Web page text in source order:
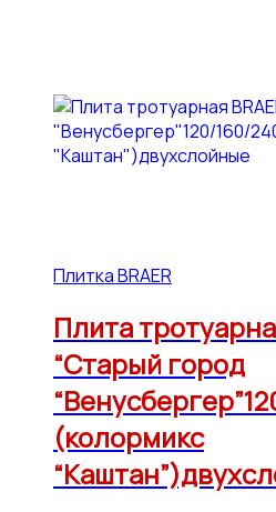
Плитка BRAER
Плита
“Старый город
(колормикс